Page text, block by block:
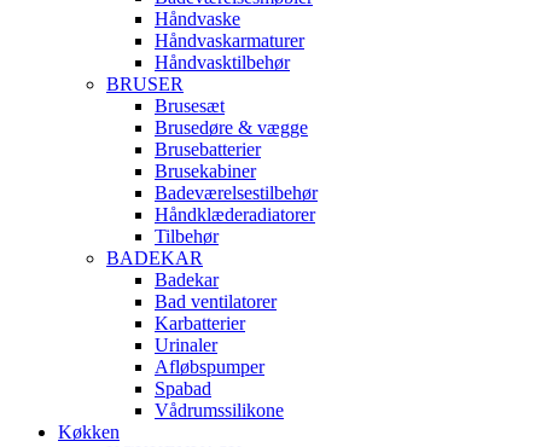
Håndvaske
Håndvaskarmaturer
Håndvasktilbehør
BRUSER
Brusesæt
Brusedøre & vægge
Brusebatterier
Brusekabiner
Badeværelsestilbehør
Håndklæderadiatorer
Tilbehør
BADEKAR
Badekar
Bad ventilatorer
Karbatterier
Urinaler
Afløbspumper
Spabad
Vådrumssilikone
Køkken